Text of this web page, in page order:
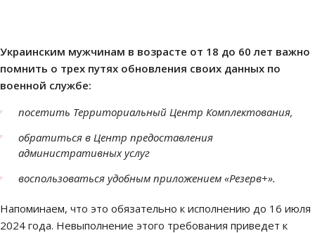
Украинским мужчинам в возрасте от 18 до 60 лет важно
помнить о трех путях обновления своих данных по
военной службе:
посетить Территориальный Центр Комплектования,
обратиться в Центр предоставления
административных услуг
воспользоваться удобным приложением «Резерв+».
Напоминаем, что это обязательно к исполнению до 16 июля
2024 года. Невыполнение этого требования приведет к